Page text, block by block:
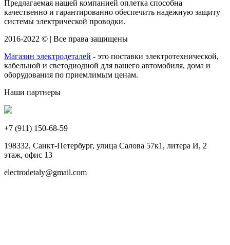
Предлагаемая нашей компанией оплетка способна
качественно и гарантированно обеспечить надежную защиту
системы электрической проводки.
2016-2022 © | Все права защищены
Магазин электродеталей - это поставки электротехнической,
кабельной и светодиодной для вашего автомобиля, дома и
оборудования по приемлимым ценам.
Наши партнеры
+7 (911) 150-68-59
198332, Санкт-Петербург, улица Салова 57к1, литера И, 2
этаж, офис 13
electrodetaly@gmail.com